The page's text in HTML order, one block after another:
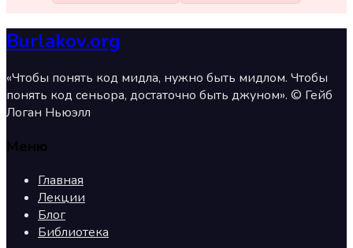
Burlakov.org
«Чтобы понять код мидла, нужно быть мидлом. Чтобы
понять код сеньора, достаточно быть джуном». © Гейб
Логан Ньюэлл
Меню
Главная
Лекции
Блог
Библиотека